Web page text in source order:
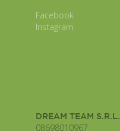
Facebook
Instagram
DREAM TEAM S.R.L.
08698010967